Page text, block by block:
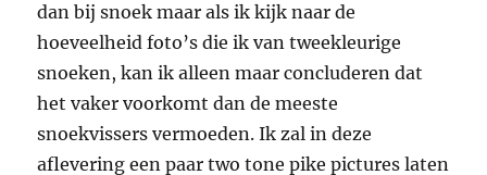
dan bij snoek maar als ik kijk naar de
hoeveelheid foto’s die ik van tweekleurige
snoeken, kan ik alleen maar concluderen dat
het vaker voorkomt dan de meeste
snoekvissers vermoeden. Ik zal in deze
aflevering een paar two tone pike pictures laten